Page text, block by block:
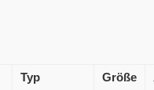
Typ Größe